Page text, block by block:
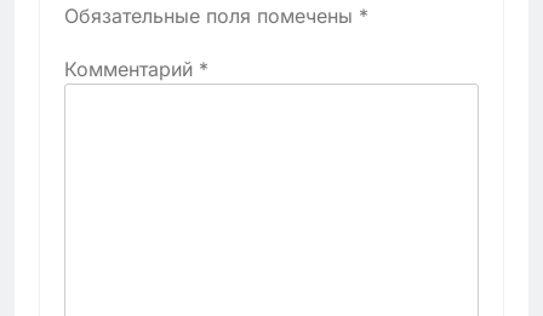
Обязательные поля помечены *
Комментарий *